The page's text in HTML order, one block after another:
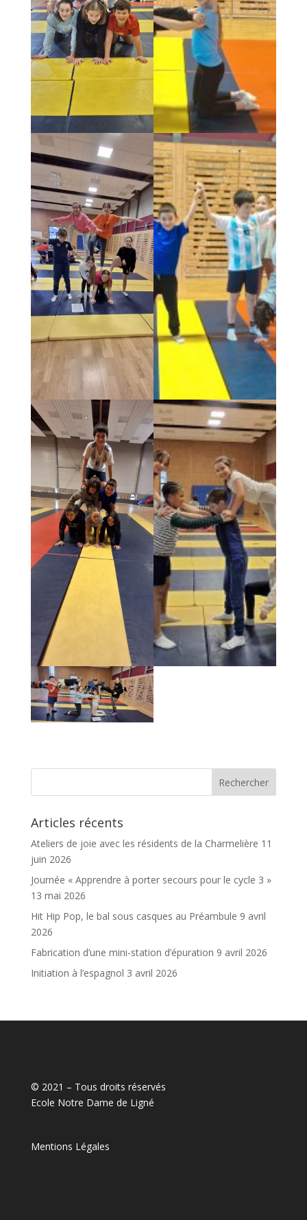
Articles récents
Ateliers de joie avec les résidents de la Charmelière 11
juin 2026
Journée « Apprendre à porter secours pour le cycle 3 »
13 mai 2026
Hit Hip Pop, le bal sous casques au Préambule 9 avril
2026
Fabrication d’une mini-station d’épuration 9 avril 2026
Initiation à l’espagnol 3 avril 2026
© 2021 – Tous droits réservés
Ecole Notre Dame de Ligné
Mentions Légales